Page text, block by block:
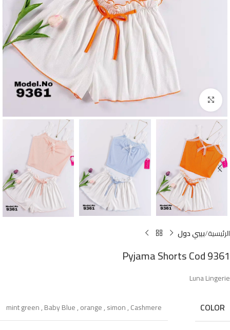
Click to enlarge
الرئيسية بيبي دول
Pyjama Shorts Cod 9361
Luna Lingerie
COLOR
mint green,Baby Blue,orange,simon,Cashmere